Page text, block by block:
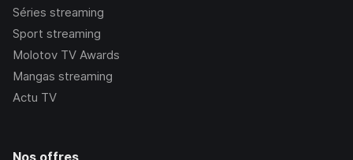
Séries streaming
Sport streaming
Molotov TV Awards
Mangas streaming
Actu TV